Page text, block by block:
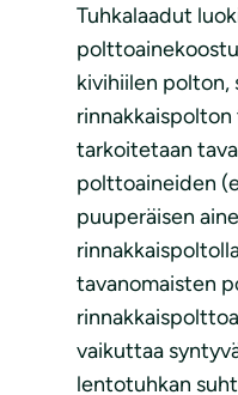
Tuhkalaadut
kivihiilen polton,
tarkoitetaan
polttoaineiden
puuperäisen
tavanomaisten
vaikuttaa
lentotuhkan